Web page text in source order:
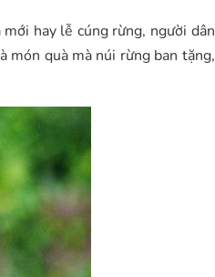
hay lễ cúng rừng, người dân
quà mà núi rừng ban tặng,